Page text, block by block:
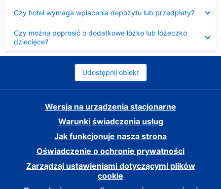
Czy hotel wymaga wpłacenia depozytu lub przedpłaty?
Czy można poprosić o dodatkowe łóżko lub łóżeczko
dziecięce?
Udostępnij obiekt
Wersja na urządzenia stacjonarne
Warunki świadczenia usług
Jak funkcjonuje nasza strona
Oświadczenie o ochronie prywatności
Zarządzaj ustawieniami dotyczącymi plików
cookie